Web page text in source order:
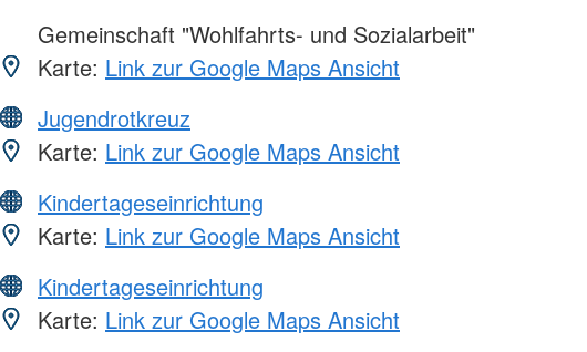
Gemeinschaft "Wohlfahrts- und Sozialarbeit"
Karte: Link zur Google Maps Ansicht
Jugendrotkreuz
Karte: Link zur Google Maps Ansicht
Kindertageseinrichtung
Karte: Link zur Google Maps Ansicht
Kindertageseinrichtung
Karte: Link zur Google Maps Ansicht